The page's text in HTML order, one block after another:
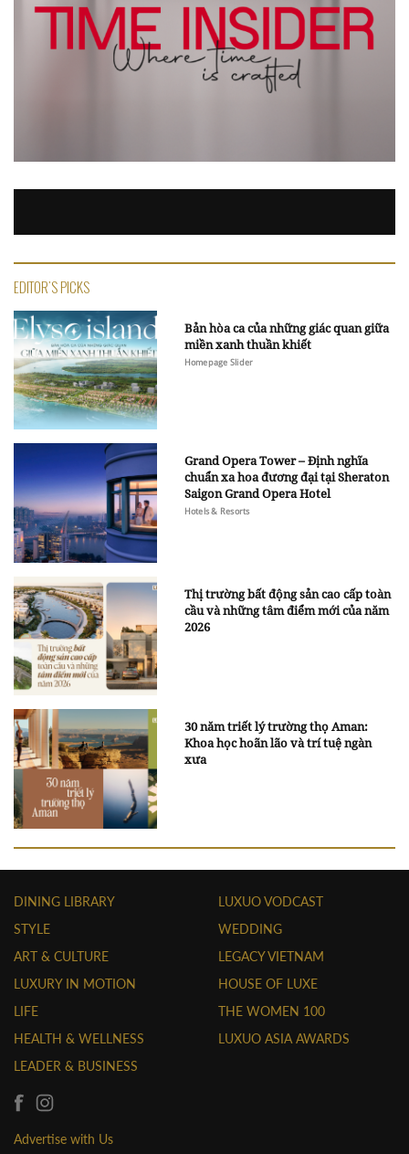
EDITOR'S PICKS
Bản hòa ca của những giác quan giữa
miền xanh thuần khiết
Homepage Slider
Grand Opera Tower – Định nghĩa
chuẩn xa hoa đương đại tại Sheraton
Saigon Grand Opera Hotel
Hotels & Resorts
Thị trường bất động sản cao cấp toàn
cầu và những tâm điểm mới của năm
2026
30 năm triết lý trường thọ Aman:
Khoa học hoãn lão và trí tuệ ngàn
xưa
DINING LIBRARY
STYLE
ART & CULTURE
LUXURY IN MOTION
LIFE
HEALTH & WELLNESS
LEADER & BUSINESS
LUXUO VODCAST
WEDDING
LEGACY VIETNAM
HOUSE OF LUXE
THE WOMEN 100
LUXUO ASIA AWARDS
Advertise with Us